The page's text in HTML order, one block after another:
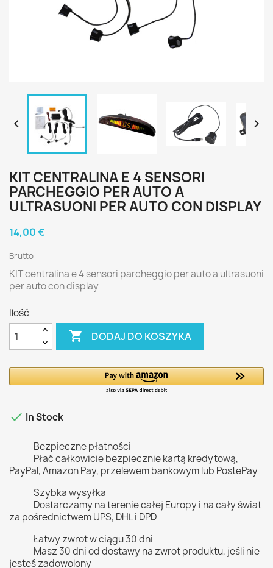
 
KIT CENTRALINA E 4 SENSORI
PARCHEGGIO PER AUTO A
ULTRASUONI PER AUTO CON DISPLAY
14,00 €
Brutto
KIT centralina e 4 sensori parcheggio per auto a ultrasuoni
per auto con display
Ilość
 DODAJ DO KOSZYKA
 In Stock
Bezpieczne płatności
Płać całkowicie bezpiecznie kartą kredytową,
PayPal, Amazon Pay, przelewem bankowym lub PostePay
Szybka wysyłka
Dostarczamy na terenie całej Europy i na cały świat
za pośrednictwem UPS, DHL i DPD
Łatwy zwrot w ciągu 30 dni
Masz 30 dni od dostawy na zwrot produktu, jeśli nie
jesteś zadowolony